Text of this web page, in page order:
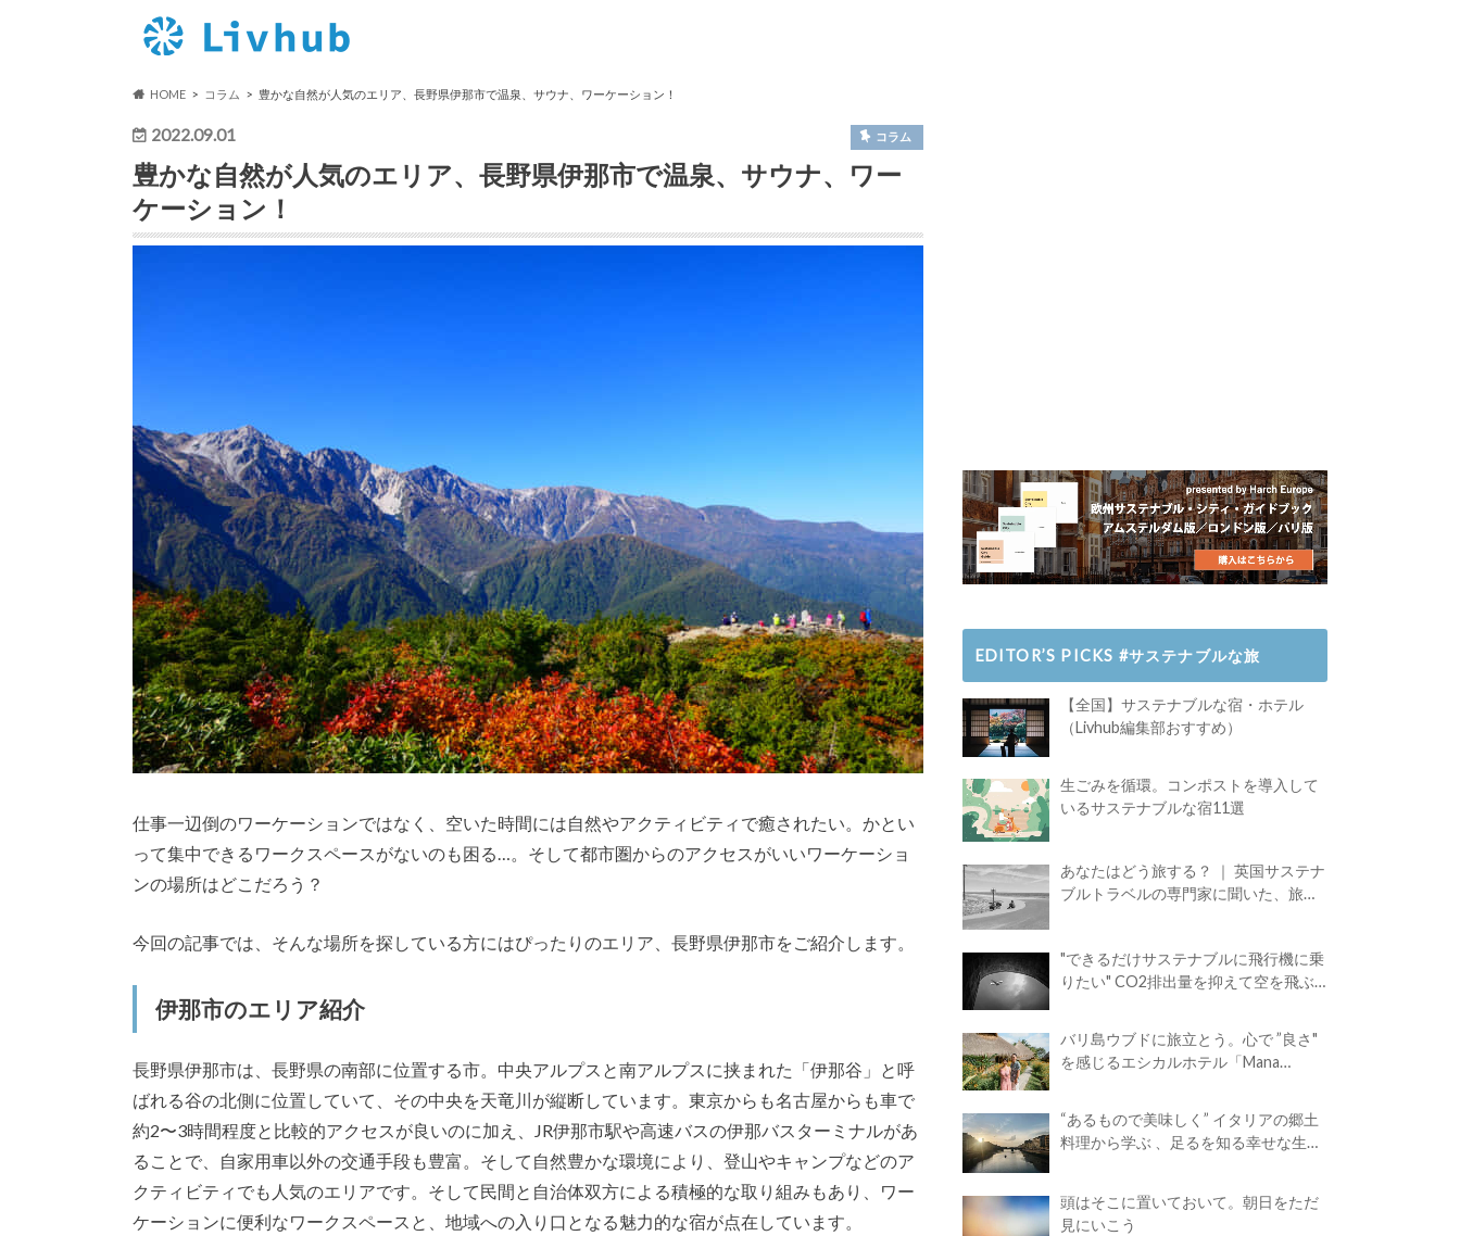
HOME コラム 豊かな自然が人気のエリア、長野県伊那市で温泉、サウナ、ワーケーション！
2022.09.01 コラム
豊かな自然が人気のエリア、長野県伊那市で温泉、サウナ、ワー
ケーション！
仕事一辺倒のワーケーションではなく、空いた時間には自然やアクティビティで癒されたい。かとい
って集中できるワークスペースがないのも困る…。そして都市圏からのアクセスがいいワーケーショ
ンの場所はどこだろう？
今回の記事では、そんな場所を探している方にはぴったりのエリア、長野県伊那市をご紹介します。
伊那市のエリア紹介
長野県伊那市は、長野県の南部に位置する市。中央アルプスと南アルプスに挟まれた「伊那谷」と呼
ばれる谷の北側に位置していて、その中央を天竜川が縦断しています。東京からも名古屋からも車で
約2〜3時間程度と比較的アクセスが良いのに加え、JR伊那市駅や高速バスの伊那バスターミナルがあ
ることで、自家用車以外の交通手段も豊富。そして自然豊かな環境により、登山やキャンプなどのア
クティビティでも人気のエリアです。そして民間と自治体双方による積極的な取り組みもあり、ワー
ケーションに便利なワークスペースと、地域への入り口となる魅力的な宿が点在しています。
EDITOR’S PICKS #サステナブルな旅
【全国】サステナブルな宿・ホテル
（Livhub編集部おすすめ）
生ごみを循環。コンポストを導入して
いるサステナブルな宿11選
あなたはどう旅する？ ｜ 英国サステナ
ブルトラベルの専門家に聞いた、旅の
"できるだけサステナブルに飛行機に乗
りたい" CO2排出量を抑えて空を飛ぶ
バリ島ウブドに旅立とう。心で ”良さ"
を感じるエシカルホテル「Mana
“あるもので美味しく” イタリアの郷土
料理から学ぶ 、足るを知る幸せな生き
頭はそこに置いておいて。朝日をただ
見にいこう